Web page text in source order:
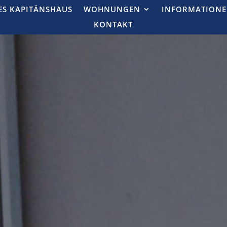
KAPITÄNSHAUS WOHNUNGEN
KONTAKT